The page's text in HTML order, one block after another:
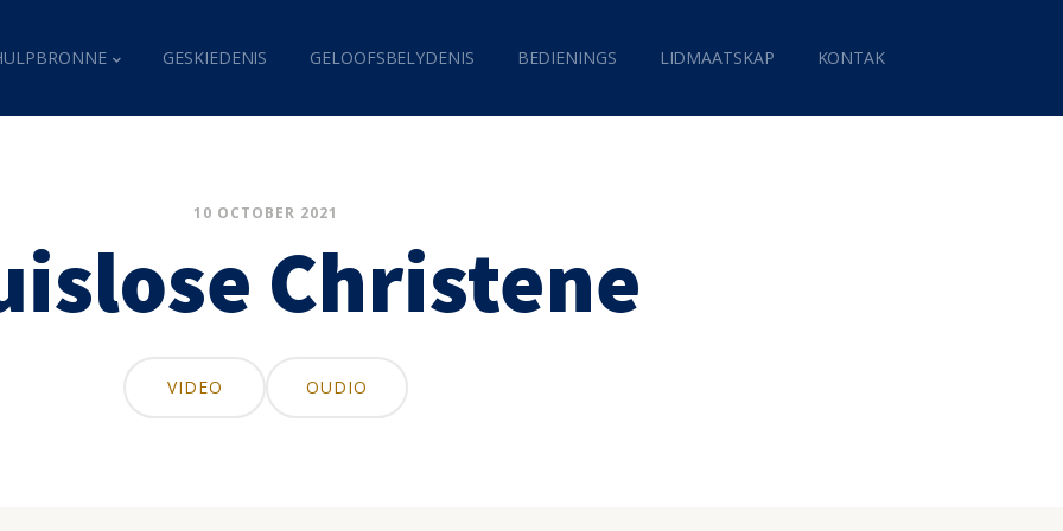
GESKIEDENIS GELOOFSBELYDENIS BEDIENINGS LIDMAATSKAP KONTAK
10 OCTOBER 2021
Christene
VIDEO OUDIO